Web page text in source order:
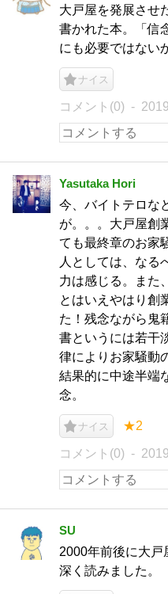
大戸屋を発展させ
書かれた本。「信
にも必要ではない
ナイス
コメント(0)
Yasutaka Hori
今、バイトテロな
が。。。大戸屋創
ても最終章のお家
人としては、なる
力は感じる。また
とはいえやはり創
た！残念ながら鬼
書というには若干
律によりお家騒動
結果的に中途半端
念。
ナイス ★2
コメント(0)
SU
2000年前後に大戸
深く読みました。